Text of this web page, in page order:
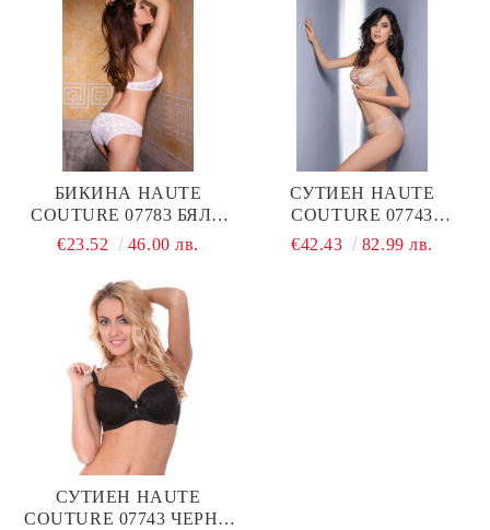
БИКИНА HAUTE
COUTURE 07783 БЯЛО
LEILIEVE
€23.52 46.00 лв.
СУТИЕН HAUTE
COUTURE 07743
КАРАМЕЛ LEILIEVE
€42.43 82.99 лв.
СУТИЕН HAUTE
COUTURE 07743 ЧЕРНО